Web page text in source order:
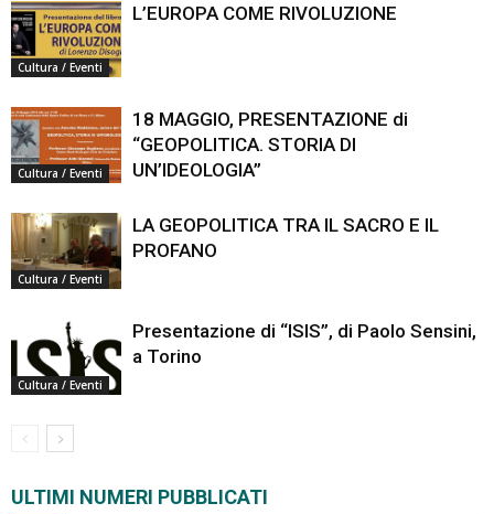
Cultura / Eventi
L’EUROPA COME RIVOLUZIONE
Cultura / Eventi
18 MAGGIO, PRESENTAZIONE di
“GEOPOLITICA. STORIA DI
UN’IDEOLOGIA”
Cultura / Eventi
LA GEOPOLITICA TRA IL SACRO E IL
PROFANO
Cultura / Eventi
Presentazione di “ISIS”, di Paolo Sensini,
a Torino
ULTIMI NUMERI PUBBLICATI